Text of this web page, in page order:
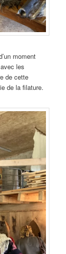
moment
les
de cette
de la filature.